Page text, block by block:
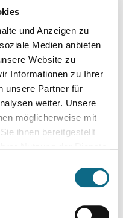
und Anzeigen zu
Medien anbieten
Website zu
Informationen zu Ihrer
unsere Partner für
weiter. Unsere
möglicherweise mit
ihnen bereitgestellt
diese nach Maßgabe des
berücksichtigen.
Amt für Soziale
13-1226).
beantworten Ihnen in
Frau
freuen uns auf Ihre
für Ihre Bewerbung die